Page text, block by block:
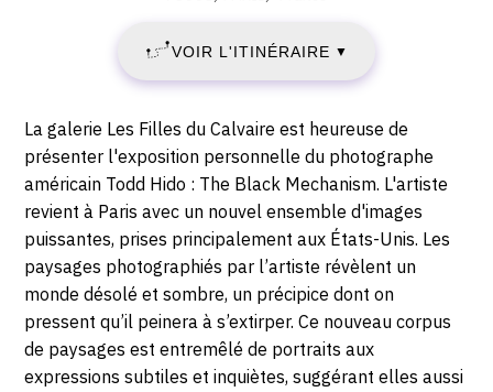
2022
-
SAMEDI
18
JUIN
2022
calvaire,
17
RUE
DES
FILLES
DU
CALVAIRE,
PARIS
VOIR L'ITINÉRAIRE ▼
Description,
horaires...
La galerie Les Filles du Calvaire est heureuse de
présenter l'exposition personnelle du photographe
américain Todd Hido : The Black Mechanism. L'artiste
revient à Paris avec un nouvel ensemble d'images
puissantes, prises principalement aux États-Unis. Les
paysages photographiés par l’artiste révèlent un
monde désolé et sombre, un précipicedont on
pressent qu’il peinera à s’extirper.Ce nouveau corpus
de paysages est entremêlé de portraits aux
expressions subtiles et inquiètes, suggérant elles aussi